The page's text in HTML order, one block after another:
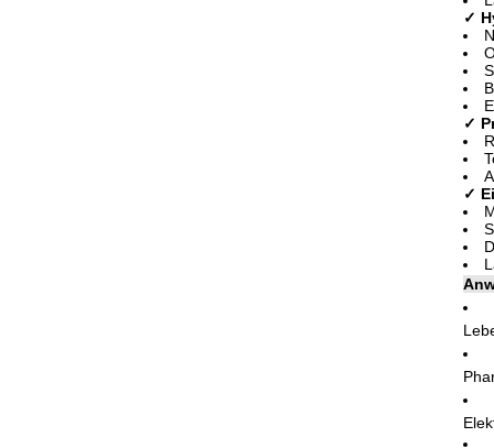
✓
✓
✓